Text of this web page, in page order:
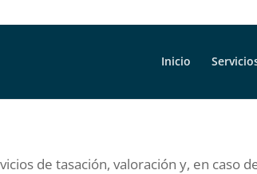
Inicio
de tasación, valoración y, en caso